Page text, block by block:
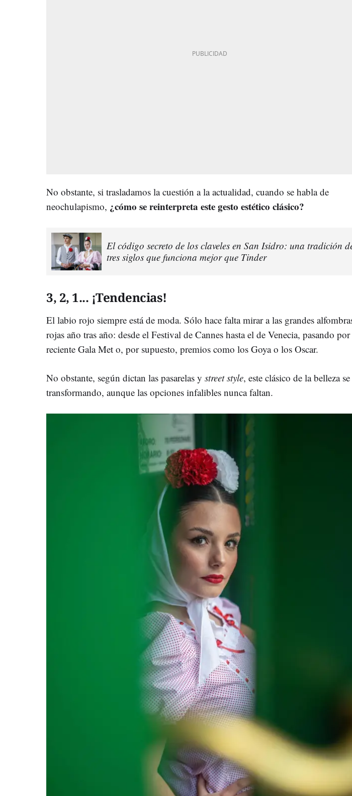
No obstante, si trasladamos la cuestión a la actualidad, cuando se habla de
neochulapismo, ¿cómo se reinterpreta este gesto estético clásico?
El código secreto de los claveles en San Isidro: una tradición
tres siglos que funciona mejor que Tinder
3, 2, 1... ¡Tendencias!
El labio rojo siempre está de moda. Sólo hace falta mirar a las grandes
rojas año tras año: desde el Festival de Cannes hasta el de Venecia, pasando
reciente Gala Met o, por supuesto, premios como los Goya o los Oscar.
No obstante, según dictan las pasarelas y street style, este clásico de la belleza
transformando, aunque las opciones infalibles nunca faltan.